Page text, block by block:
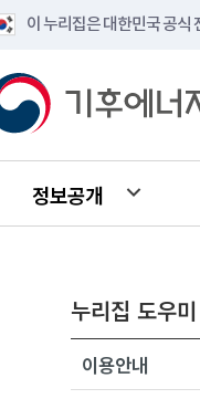
이 누리집은 대한민국 공식
정보공개
누리집 도우미
이용안내